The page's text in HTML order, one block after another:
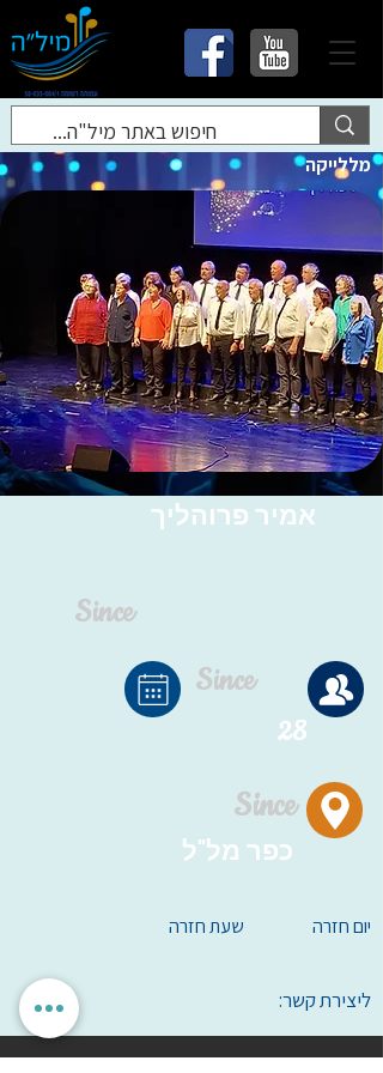
מללייקה
אמיר פרוהליך
Since
Since
28
Since
כפר מל"ל
שעת חזרה יום חזרה
ליצירת קשר: